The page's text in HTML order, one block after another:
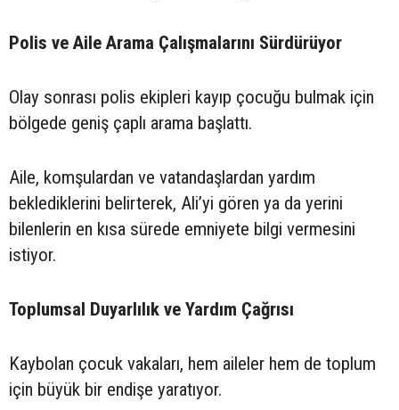
Polis ve Aile Arama Çalışmalarını Sürdürüyor
Olay sonrası polis ekipleri kayıp çocuğu bulmak için
bölgede geniş çaplı arama başlattı.
Aile, komşulardan ve vatandaşlardan yardım
beklediklerini belirterek, Ali’yi gören ya da yerini
bilenlerin en kısa sürede emniyete bilgi vermesini
istiyor.
Toplumsal Duyarlılık ve Yardım Çağrısı
Kaybolan çocuk vakaları, hem aileler hem de toplum
için büyük bir endişe yaratıyor.